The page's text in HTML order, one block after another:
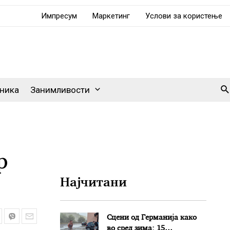
Импресум Маркетинг Услови за користење
Занимливости
Најчитани
Сцени од Германија како
во сред зима: 15